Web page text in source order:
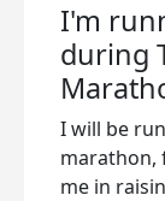
I'm
during
I will be
marathon,
me in